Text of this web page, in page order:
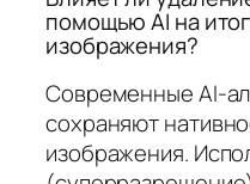
помощью AI на
изображения?
Современные AI-
сохраняют
изображения.